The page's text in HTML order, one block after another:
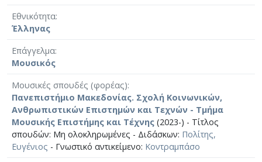
Εθνικότητα
Έλληνας
Επάγγελμα
Μουσικός
Μουσικές σπουδές (φορέας)
Πανεπιστήμιο Μακεδονίας. Σχολή Κοινωνικών,
Ανθρωπιστικών Επιστημών και Τεχνών - Τμήμα
Μουσικής Επιστήμης και Τέχνης (2023-) - Τίτλος
σπουδών: Μη ολοκληρωμένες - Διδάσκων: Πολίτης,
Ευγένιος - Γνωστικό αντικείμενο: Κοντραμπάσο